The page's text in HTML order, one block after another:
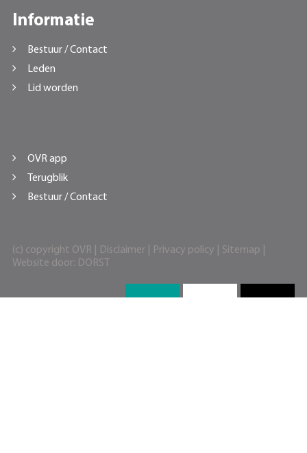
Informatie
Bestuur / Contact
Leden
Lid worden
OVR app
Terugblik
Bestuur / Contact
(c) copyright OVR | Disclaimer| Privacy policy Sitemap
Website door: DORST